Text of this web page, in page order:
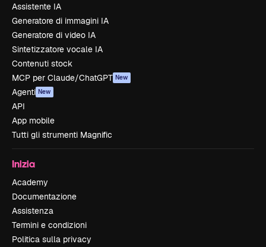
Assistente IA
Generatore di immagini IA
Generatore di video IA
Sintetizzatore vocale IA
Contenuti stock
MCP per Claude/ChatGPT New
Agenti New
API
App mobile
Tutti gli strumenti Magnific
Inizia
Academy
Documentazione
Assistenza
Termini e condizioni
Politica sulla privacy